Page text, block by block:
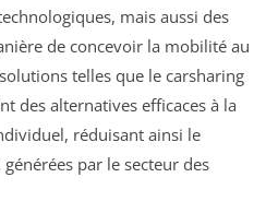
mais aussi des
de concevoir la mobilité au
telles que le carsharing
des alternatives efficaces à la
réduisant ainsi le
générées par le secteur des